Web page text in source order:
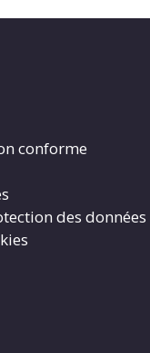
conforme
des données